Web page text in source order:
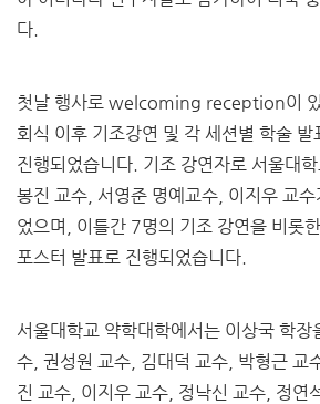
다.
첫날 행사로 welcoming reception이
회식 이후 기조강연 및 각 세션별 학술 발
진행되었습니다. 기조 강연자로 서울대
봉진 교수, 서영준 명예교수, 이지우 교
었으며, 이틀간 7명의 기조 강연을 비롯
포스터 발표로 진행되었습니다.
서울대학교 약학대학에서는 이상국 학장
수, 권성원 교수, 김대덕 교수, 박형근 교
진 교수, 이지우 교수, 정낙신 교수, 정연